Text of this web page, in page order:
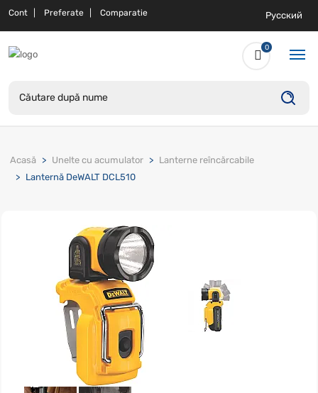
Cont Preferate Comparatie Русский
0
Acasă Unelte cu acumulator
Lanterne reîncărcabile
Lanternă DeWALT DCL510